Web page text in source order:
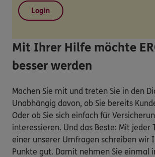
Login
Mit Ihrer Hilfe möchte
besser werden
Machen Sie mit und treten Sie in den
Unabhängig davon, ob Sie bereits
Oder ob Sie sich einfach für
interessieren. Und das Beste: Mit jeder
einer unserer Umfragen schreiben wir
Punkte gut. Damit nehmen Sie einmal